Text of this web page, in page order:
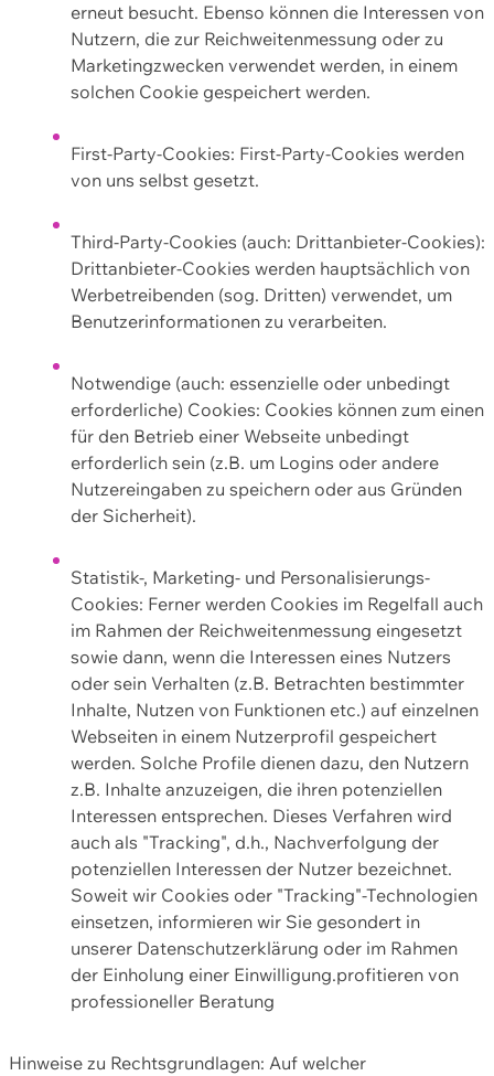
erneut besucht. Ebenso können die Interessen von
Nutzern, die zur Reichweitenmessung oder zu
Marketingzwecken verwendet werden, in einem
solchen Cookie gespeichert werden.
First-Party-Cookies: First-Party-Cookies werden
von uns selbst gesetzt.
Third-Party-Cookies (auch: Drittanbieter-Cookies):
Drittanbieter-Cookies werden hauptsächlich von
Werbetreibenden (sog. Dritten) verwendet, um
Benutzerinformationen zu verarbeiten.
Notwendige (auch: essenzielle oder unbedingt
erforderliche) Cookies: Cookies können zum einen
für den Betrieb einer Webseite unbedingt
erforderlich sein (z.B. um Logins oder andere
Nutzereingaben zu speichern oder aus Gründen
der Sicherheit).
Statistik-, Marketing- und Personalisierungs-
Cookies: Ferner werden Cookies im Regelfall auch
im Rahmen der Reichweitenmessung eingesetzt
sowie dann, wenn die Interessen eines Nutzers
oder sein Verhalten (z.B. Betrachten bestimmter
Inhalte, Nutzen von Funktionen etc.) auf einzelnen
Webseiten in einem Nutzerprofil gespeichert
werden. Solche Profile dienen dazu, den Nutzern
z.B. Inhalte anzuzeigen, die ihren potenziellen
Interessen entsprechen. Dieses Verfahren wird
auch als "Tracking", d.h., Nachverfolgung der
potenziellen Interessen der Nutzer bezeichnet.
Soweit wir Cookies oder "Tracking"-Technologien
einsetzen, informieren wir Sie gesondert in
unserer Datenschutzerklärung oder im Rahmen
der Einholung einer Einwilligung.profitieren von
professioneller Beratung
Hinweise zu Rechtsgrundlagen: Auf welcher